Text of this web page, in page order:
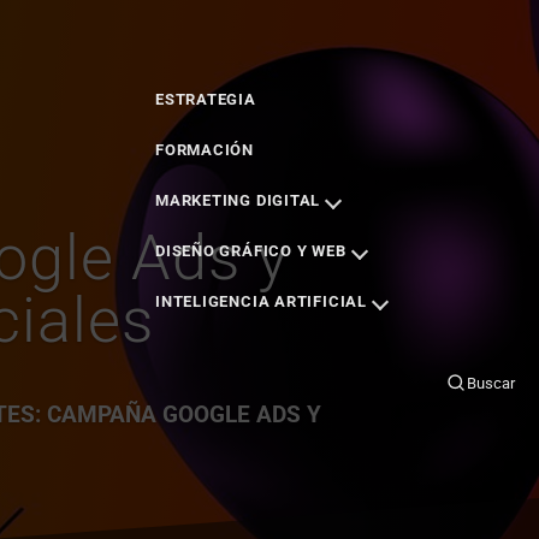
ESTRATEGIA
FORMACIÓN
MARKETING DIGITAL
DISEÑO GRÁFICO Y WEB
INTELIGENCIA ARTIFICIAL
Buscar
Ads y
CAMPAÑA GOOGLE ADS Y